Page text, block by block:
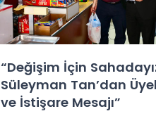
“Değişim İçin
Süleyman Tan’dan
ve İstişare Mesajı”